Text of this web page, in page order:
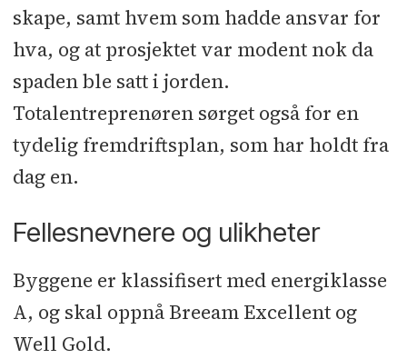
skape, samt hvem som hadde ansvar for
hva, og at prosjektet var modent nok da
spaden ble satt i jorden.
Totalentreprenøren sørget også for en
tydelig fremdriftsplan, som har holdt fra
dag en.
Fellesnevnere og ulikheter
Byggene er klassifisert med energiklasse
A, og skal oppnå Breeam Excellent og
Well Gold.